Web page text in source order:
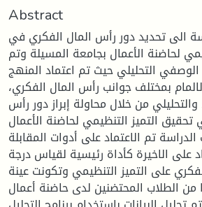
Abstract
الى تحديد دور رأس المال الفكري في
لحاضنة الأعمال بجامعة المسيلة وتم
التحليلي حيث تم اعتماد المنهج
بمختلف جوانب رأس المال الفكري،
والتحليلي من خلال محاولة إبراز دور رأس
التميز التنظيمي لحاضنة الأعمال.
تم الاعتماد على أدوات المقابلة
على الاخيرة كأداة رئيسية لقياس درجة
على التميز التنظيمي وتكونت عينة
من 62 فردا من الطلاب المحتضنين لدى حاضنة أعمال